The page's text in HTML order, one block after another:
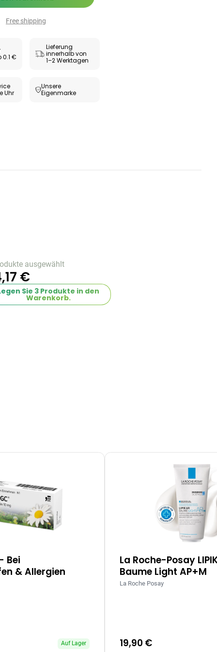
Free shipping
€
Lieferung
innerhalb von
1–2 Werktagen
Uhr
Unsere
Eigenmarke
ausgewählt
€
Sie 3 Produkte in den
Warenkorb.
Bei
& Allergien
Auf Lager
La Roche-Posay
Baume Light AP+M
La Roche Posay
19,90 €